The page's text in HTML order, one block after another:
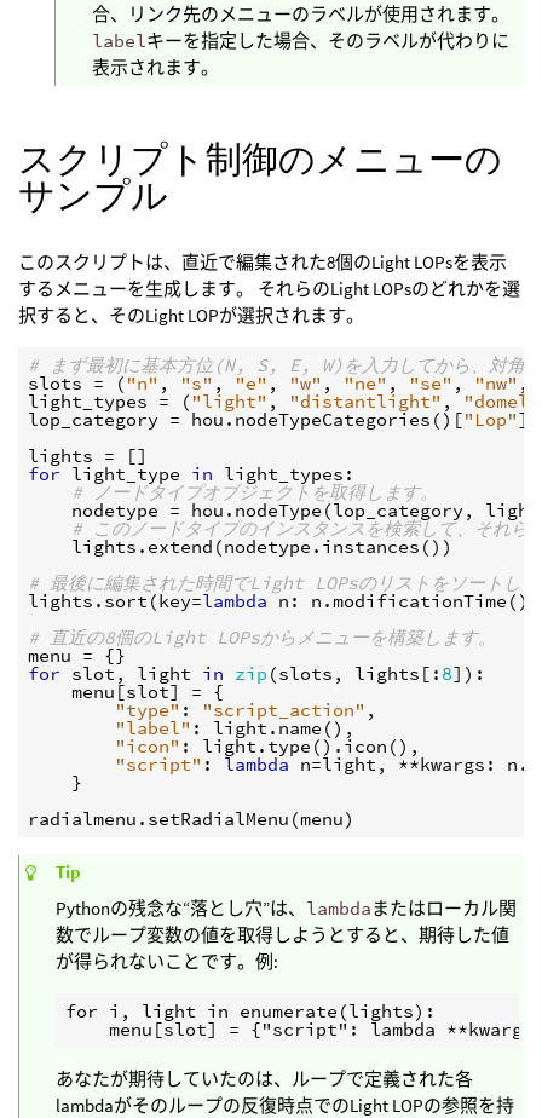
合、リンク先のメニューのラベルが使用されます。
labelキーを指定した場合、そのラベルが代わりに
表示されます。
スクリプト制御のメニューの
サンプル
このスクリプトは、直近で編集された8個のLight LOPsを表示
するメニューを生成します。 それらのLight LOPsのどれかを選
択すると、そのLight LOPが選択されます。
# まず最初に基本方位(N, S, E, W)を入力してから、対角方
slots = ( "n" , "s" , "e" , "w" , "ne" , "se" , "nw" ,
light_types = ( "light" , "distantlight" ,
lop_category = hou.nodeTypeCategories ()["Lop"]
lights = []
for light_type in light_types :
# ノードタイプオブジェクトを取得します。
nodetype = hou . nodeType(lop_category ,
# このノードタイプのインスタンスを検索して、それら
lights . extend (nodetype . instances ())
# 最後に編集された時間でLight LOPsのリストをソートし
lights . sort (key=lambda n : n .modificationTime (),
# 直近の8個のLight LOPsからメニューを構築します。
menu = {}
for slot , light in zip (slots , lights [: 8]):
menu [slot] = {
"type" : "script_action" ,
"label" : light . name (),
"icon" : light . type () . icon (),
"script" : lambda n=light , **kwargs : n .
}
radialmenu . setRadialMenu (menu)
Tip
Pythonの残念な“落とし穴”は、 lambdaまたはローカル関
数でループ変数の値を取得しようとすると、期待した値
が得られないことです。例:
for i, light in enumerate(lights):
あなたが期待していたのは、ループで定義された各
lambdaがそのループの反復時点でのLight LOPの参照を持